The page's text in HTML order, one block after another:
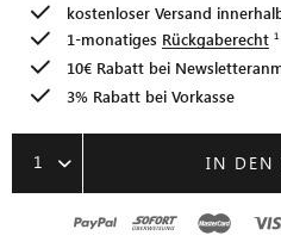
kostenloser Versand
1-monatiges Rückgaberecht
10€ Rabatt bei
3% Rabatt bei Vorkasse
1 IN DEN